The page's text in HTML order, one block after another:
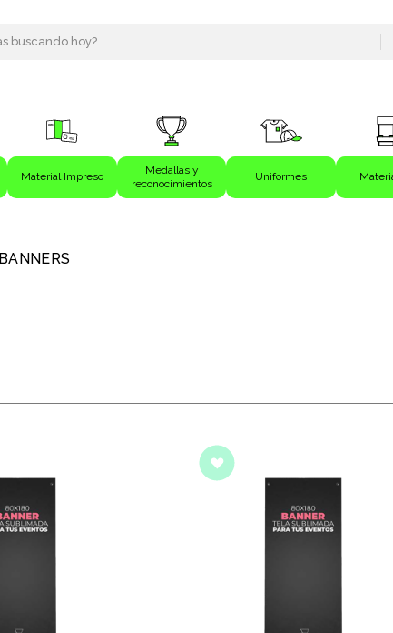
Material Impreso
Medallas y
reconocimientos
Uniformes
BANNERS